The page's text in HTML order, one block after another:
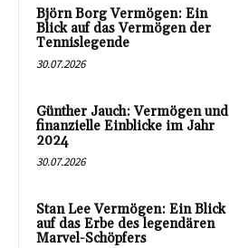
Björn Borg Vermögen: Ein
Blick auf das Vermögen der
Tennislegende
30.07.2026
Günther Jauch: Vermögen und
finanzielle Einblicke im Jahr
2024
30.07.2026
Stan Lee Vermögen: Ein Blick
auf das Erbe des legendären
Marvel-Schöpfers